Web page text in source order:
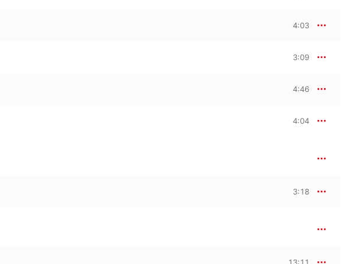
4:03
3:09
4:46
4:04
3:18